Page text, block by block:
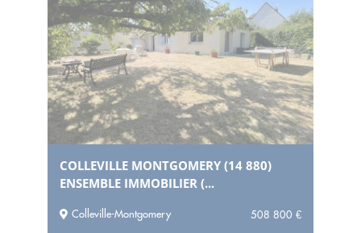
COLLEVILLE MONTGOMERY (14 880)
ENSEMBLE IMMOBILIER (...
Colleville-Montgomery 508 800 €